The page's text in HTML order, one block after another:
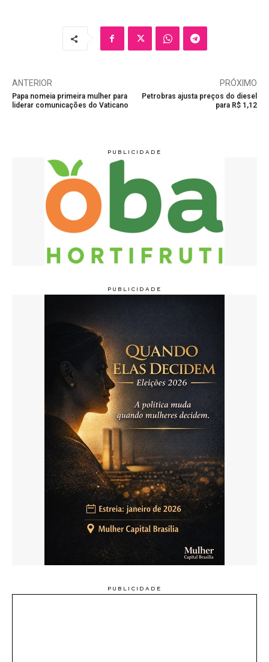
ANTERIOR
Papa nomeia primeira mulher para
liderar comunicações do Vaticano
PRÓXIMO
Petrobras ajusta preços do diesel
para R$ 1,12